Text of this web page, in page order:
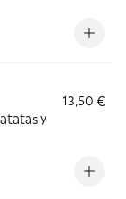
13,50 €
y